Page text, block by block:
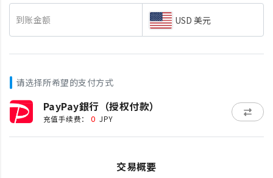
到账金额 USD 美元
请选择所希望的支付方式
PayPay銀行（授权付款）
充值手续费： 0 JPY
交易概要